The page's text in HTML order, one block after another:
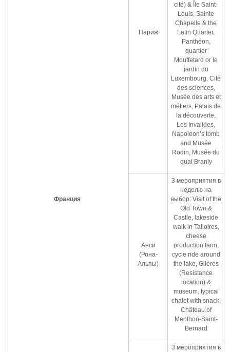
Франция
Париж
cité) & Île Saint-
Louis, Sainte
Chapelle & the
Latin Quarter,
Panthéon,
quartier
Mouffetard or le
jardin du
Luxembourg, Cité
des sciences,
Musée des arts et
métiers, Palais de
la découverte,
Les Invalides,
Napoleon’s tomb
and Musée
Rodin, Musée du
quai Branly
Анси
(Рона-
Альпы)
3 мероприятия в
неделю на
выбор: Visit of the
Old Town &
Castle, lakeside
walk in Talloires,
cheese
production farm,
cycle ride around
the lake, Glières
(Resistance
location) &
museum, typical
chalet with snack,
Château of
Menthon-Saint-
Bernard
3 мероприятия в